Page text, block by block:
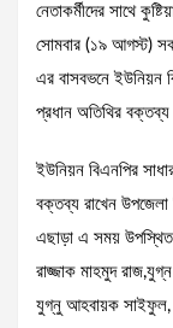
নেতাকর্মীদের সাথে
সোমবার (১৯ আগস্ট)
এর বাসবভনে ইউনিয়ন
প্রধান অতিথির
ইউনিয়ন বিএনপির
বক্তব্য রাখেন
এছাড়া এ সময়
রাজ্জাক মাহমুদ
যুগ্নু আহবায়ক সাইফুল,